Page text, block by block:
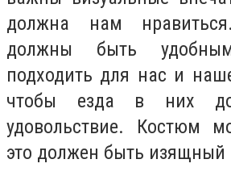
должна нам
должны быть
подходить для нас и
чтобы езда в них
удовольствие. Костюм
это должен быть изящный